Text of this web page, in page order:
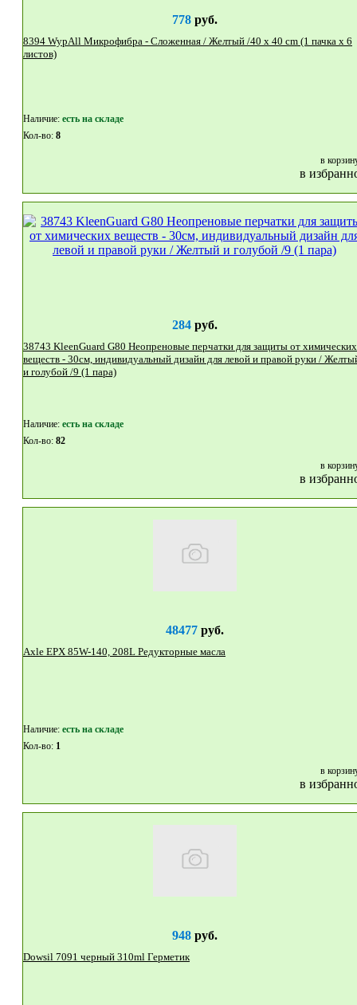
778руб.
8394 WypAll Микрофибра - Сложенная / Желтый /40 x 40 cm (1 пачка x 6
листов)
Наличие: eсть на складе
Кол-во: 8
в
в
284руб.
38743 KleenGuard G80 Неопреновые перчатки для защиты от химических
веществ - 30см, индивидуальный дизайн для левой и правой руки /
и голубой /9 (1 пара)
Наличие: eсть на складе
Кол-во: 82
в
в
48477руб.
Axle EPX 85W-140, 208L Редукторные масла
Наличие: eсть на складе
Кол-во: 1
в
в
948руб.
Dowsil 7091 черный 310ml Герметик